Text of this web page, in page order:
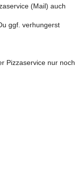
(Mail) auch
ggf. verhungerst
Pizzaservice nur noch